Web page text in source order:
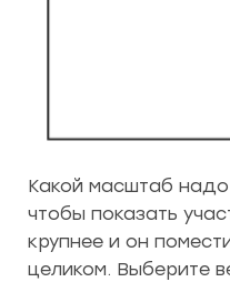
Какой масштаб надо
чтобы показать
крупнее и он
целиком. Выберите